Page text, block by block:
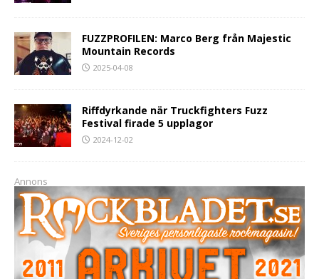
FUZZPROFILEN: Marco Berg från Majestic
Mountain Records
2025-04-08
Riffdyrkande när Truckfighters Fuzz
Festival firade 5 upplagor
2024-12-02
Annons